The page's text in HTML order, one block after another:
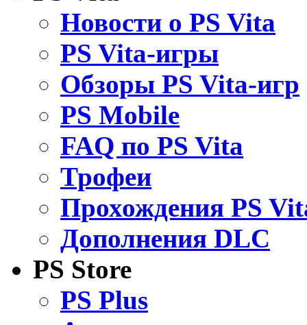
Новости о PS Vita
PS Vita-игры
Обзоры PS Vita-игр
PS Mobile
FAQ по PS Vita
Трофеи
Прохождения PS
Дополнения DLC
PS Store
PS Plus